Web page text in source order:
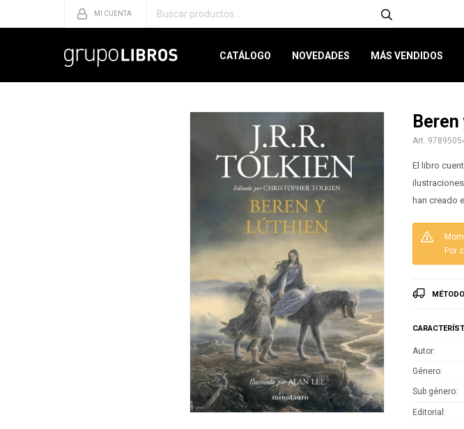
CATÁLOGO NOVEDADES MÁS VENDIDOS
El libro
han creado
Por
Autor
Género
Sub género
Editorial